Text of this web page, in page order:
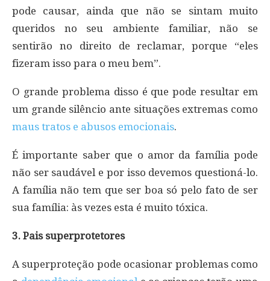
pode causar, ainda que não se sintam muito
queridos no seu ambiente familiar, não se
sentirão no direito de reclamar, porque “eles
fizeram isso para o meu bem”.
O grande problema disso é que pode resultar em
um grande silêncio ante situações extremas como
maus tratos e abusos emocionais.
É importante saber que o amor da família pode
não ser saudável e por isso devemos questioná-lo.
A família não tem que ser boa só pelo fato de ser
sua família: às vezes esta é muito tóxica.
3. Pais superprotetores
A superproteção pode ocasionar problemas como